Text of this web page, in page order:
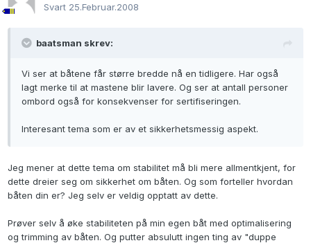
Svart 25.Februar.2008
baatsman skrev:
Vi ser at båtene får større bredde nå en tidligere. Har også
lagt merke til at mastene blir lavere. Og ser at antall personer
ombord også for konsekvenser for sertifiseringen.
Interesant tema som er av et sikkerhetsmessig aspekt.
Jeg mener at dette tema om stabilitet må bli mere allmentkjent, for
dette dreier seg om sikkerhet om båten. Og som forteller hvordan
båten din er? Jeg selv er veldig opptatt av dette.
Prøver selv å øke stabiliteten på min egen båt med optimalisering
og trimming av båten. Og putter absulutt ingen ting av "duppe